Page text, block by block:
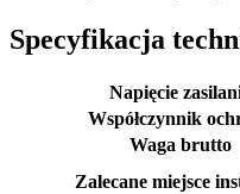
Specyfikacja
Napięcie
Współczynnik
Waga brutto
Zalecane miejsce